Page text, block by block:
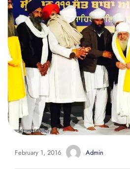
February 1, 2016 Admin